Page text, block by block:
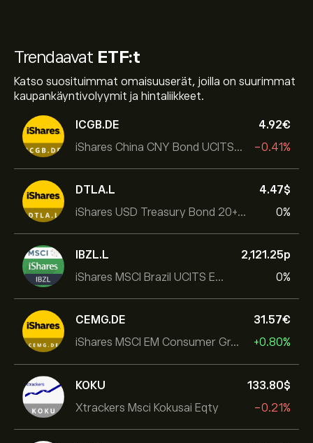
Trendaavat ETF:t
Katso suosituimmat omaisuuserät, joilla on suurimmat
kaupankäyntivolyymit ja hintaliikkeet.
ICGB.DE
iShares China CNY Bond UCITS ETF
4.92‎€‎
-0.41%
DTLA.L
iShares USD Treasury Bond 20+yr UCITS ETF
4.47‎$‎
0%
IBZL.L
iShares MSCI Brazil UCITS ETF (Dist)
2,121.25‎p‎
0%
CEMG.DE
iShares MSCI EM Consumer Growth UCITS ETF
31.57‎€‎
+0.80%
KOKU
Xtrackers Msci Kokusai Eqty
133.80‎$‎
-0.21%